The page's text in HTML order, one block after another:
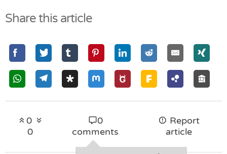
Share this article
0
0
0
comments
Report
article